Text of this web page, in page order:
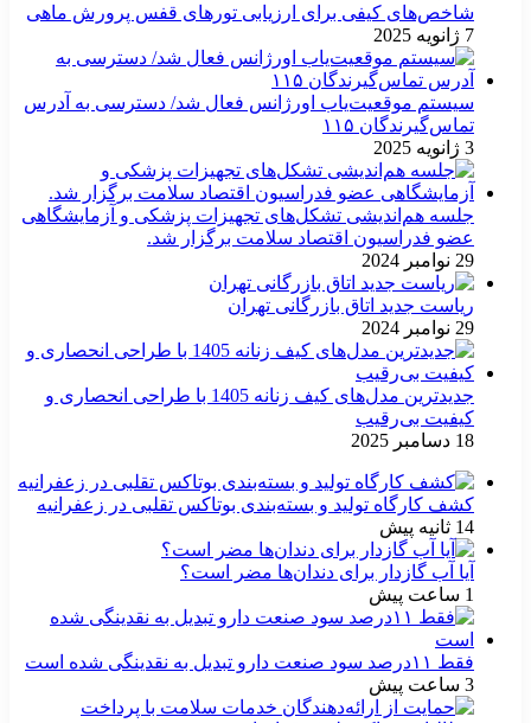
شاخص‌های کیفی برای ارزیابی تورهای قفس پرورش ماهی
7 ژانویه 2025
سیستم موقعیت‌یاب اورژانس فعال شد/ دسترسی به آدرس
تماس‌گیرندگان ۱۱۵
3 ژانویه 2025
جلسه هم‌اندیشی تشکل‌های تجهیزات پزشکی و آزمایشگاهی
عضو فدراسیون اقتصاد سلامت برگزار شد.
29 نوامبر 2024
ریاست جدید اتاق بازرگانی تهران
29 نوامبر 2024
جدیدترین مدل‌های کیف زنانه 1405 با طراحی انحصاری و
کیفیت بی‌رقیب
18 دسامبر 2025
کشف کارگاه تولید و بسته‌بندی بوتاکس تقلبی در زعفرانیه
14 ثانیه پیش
آیا آب گازدار برای دندان‌ها مضر است؟
1 ساعت پیش
فقط ۱۱‌درصد سود صنعت دارو تبدیل به نقدینگی شده است
3 ساعت پیش